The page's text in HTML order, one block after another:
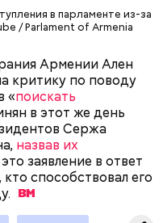
в парламенте из-за
/ Parlament of Armenia
Армении Ален
критику по поводу
«поискать
в этот же день
Сержа
назвав их
заявление в ответ
способствовал его